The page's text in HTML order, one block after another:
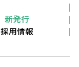
新発行
採用情報